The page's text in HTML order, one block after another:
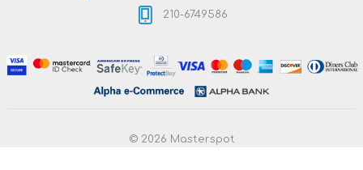
210-6749586
© 2026 Masterspot